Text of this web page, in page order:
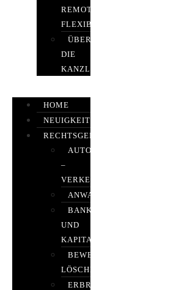
REMOTE,
FLEXIBEL
ÜBER
DIE
KANZLEI
HOME
NEUIGKEITEN
RECHTSGEBIETE
AUTOBETRUG
–
VERKEHRSRECHT
ANWALTSHAFTUNGSRECHT
BANK-
UND
KAPITALMARKTRECHT
BEWERTUNGEN
LÖSCHEN
ERBRECHT